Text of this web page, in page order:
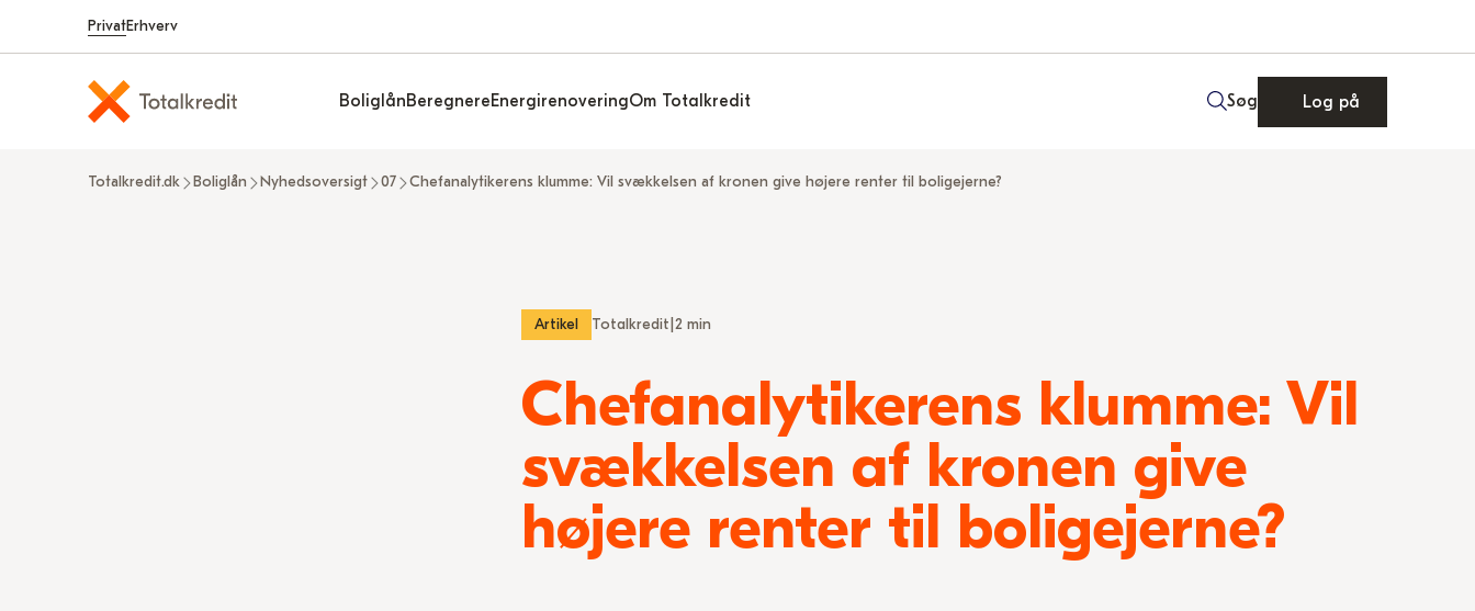
PrivatErhverv
BoliglånBeregnereEnergirenoveringOm Totalkredit Søg Log på
Totalkredit.dk Boliglån Nyhedsoversigt 07 Chefanalytikerens klumme: Vil svækkelsen af kronen give højere renter til boligejerne?
Artikel Totalkredit 2 min
Chefanalytikerens klumme: Vil
svækkelsen af kronen give
højere renter til boligejerne?